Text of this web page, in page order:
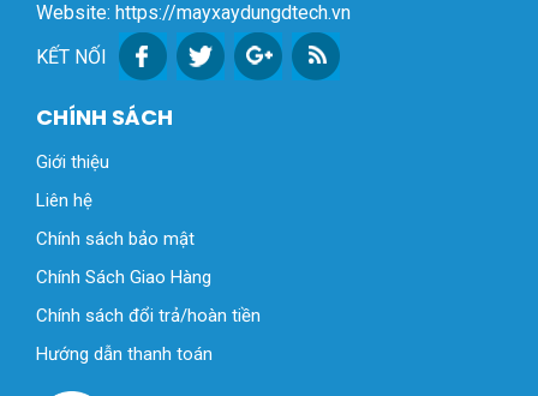
Website: https://mayxaydungdtech.vn
KẾT NỐI
CHÍNH SÁCH
Giới thiệu
Liên hệ
Chính sách bảo mật
Chính Sách Giao Hàng
Chính sách đổi trả/hoàn tiền
Hướng dẫn thanh toán